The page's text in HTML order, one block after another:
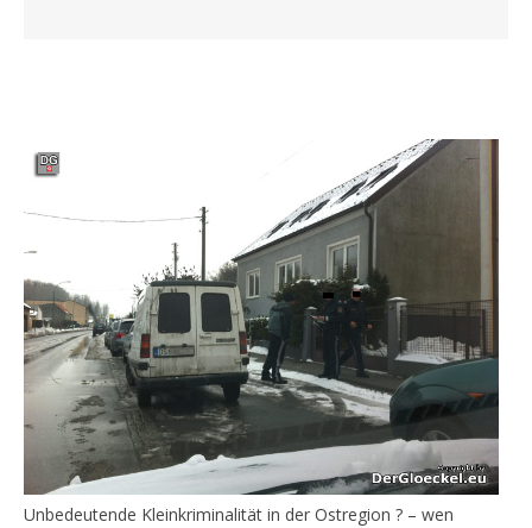
Unbedeutende Kleinkriminalität in der Ostregion ? – wen